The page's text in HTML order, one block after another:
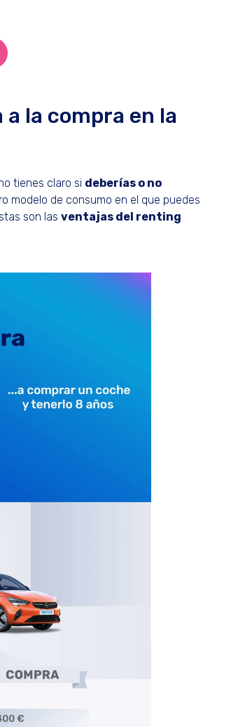
la compra en la
tienes claro si deberías o no
modelo de consumo en el que puedes
son las ventajas del renting